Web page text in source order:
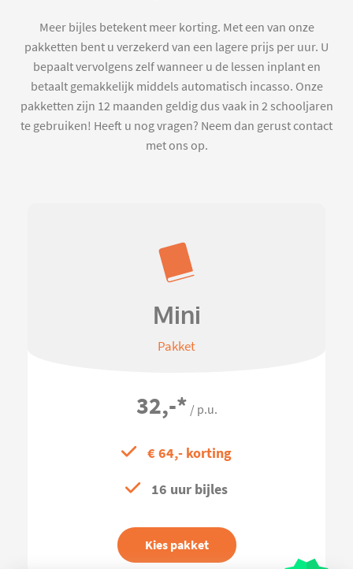
Meer bijles betekent meer korting. Met een van onze
pakketten bent u verzekerd van een lagere prijs per uur. U
bepaalt vervolgens zelf wanneer u de lessen inplant en
betaalt gemakkelijk middels automatisch incasso. Onze
pakketten zijn 12 maanden geldig dus vaak in 2 schooljaren
te gebruiken! Heeft u nog vragen? Neem dan gerust contact
met ons op.
Mini
Pakket
32,-* / p.u.
€ 64,- korting
16 uur bijles
Kies pakket